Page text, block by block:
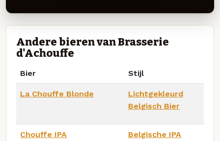
Andere bieren van Brasserie
d'Achouffe
Bier Stijl
La Chouffe Blonde
Lichtgekleurd
Belgisch Bier
Chouffe IPA Belgische IPA